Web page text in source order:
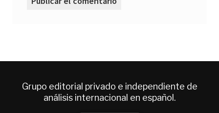
Grupo editorial privado e independiente de
análisis internacional en español.